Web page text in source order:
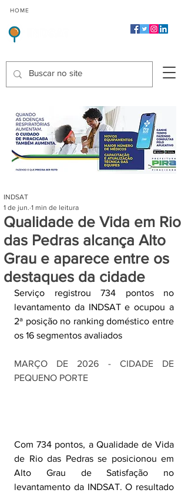
HOME
Qualidade de Vida em Rio
das Pedras alcança Alto
Grau e aparece entre os
destaques da cidade
INDSAT
1 de jun. 1 min de leitura
Serviço registrou 734 pontos no
levantamento da INDSAT e ocupou a
2ª posição no ranking doméstico entre
os 16 segmentos avaliados
MARÇO DE 2026 - CIDADE DE
PEQUENO PORTE
Com 734 pontos, a Qualidade de Vida
de Rio das Pedras se posicionou em
Alto Grau de Satisfação no
levantamento da INDSAT. O resultado